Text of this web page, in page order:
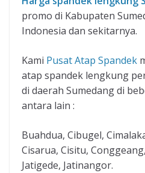
promo di Kabupaten
Indonesia dan sekitarnya.
Kami Pusat Atap Spandek
atap spandek lengkung
di daerah Sumedang di
antara lain :
Buahdua, Cibugel,
Cisarua, Cisitu,
Jatigede, Jatinangor.